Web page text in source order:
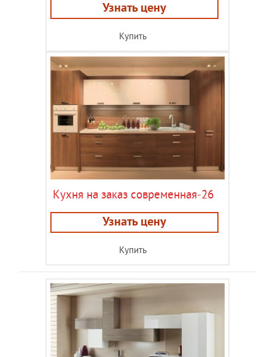
Узнать цену
Купить
Кухня на заказ современная-26
Узнать цену
Купить